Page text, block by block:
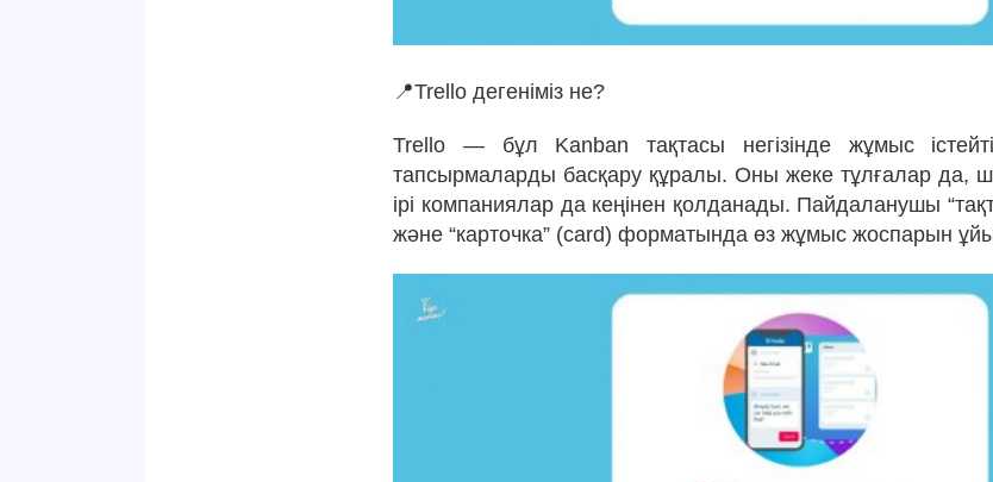
📍Trello дегеніміз не?
Trello — бұл Kanban тақтасы негізінде жұмыс
тапсырмаларды басқару құралы. Оны жеке тұлғалар да,
ірі компаниялар да кеңінен қолданады. Пайдаланушы
және “карточка” (card) форматында өз жұмыс жоспарын